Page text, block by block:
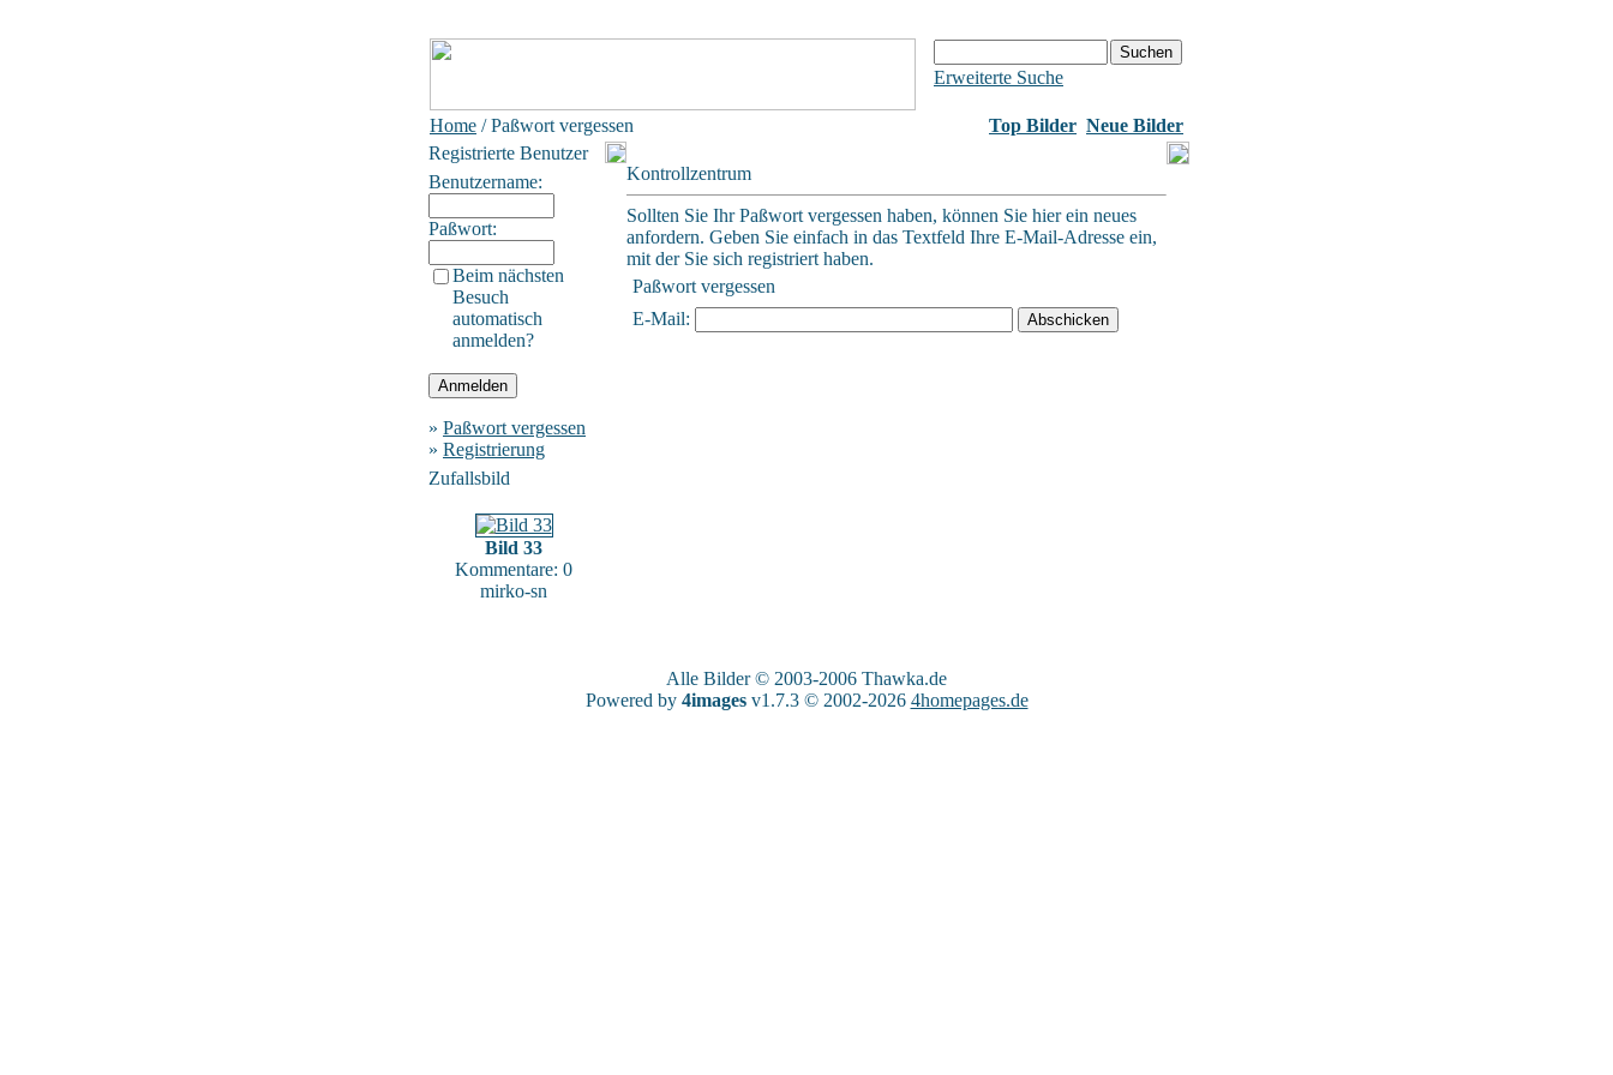
Erweiterte Suche
Home / Paßwort vergessen Top Bilder Neue Bilder
Registrierte Benutzer
Benutzername:
Paßwort:
Beim nächsten
Besuch
automatisch
anmelden?
» Paßwort vergessen
» Registrierung
Zufallsbild
Bild 33
Kommentare: 0
mirko-sn
Kontrollzentrum
Sollten Sie Ihr Paßwort vergessen haben, können Sie hier ein neues
anfordern. Geben Sie einfach in das Textfeld Ihre E-Mail-Adresse ein,
mit der Sie sich registriert haben.
Paßwort vergessen
E-Mail:
Alle Bilder © 2003-2006 Thawka.de
Powered by 4imagesv1.7.3 © 2002-2026 4homepages.de